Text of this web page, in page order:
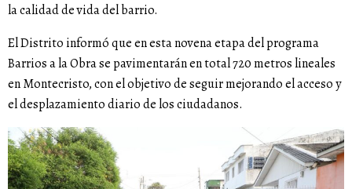
la calidad de vida del barrio.
El Distrito informó que en esta novena etapa del programa
Barrios a la Obra se pavimentarán en total 720 metros lineales
en Montecristo, con el objetivo de seguir mejorando el acceso y
el desplazamiento diario de los ciudadanos.